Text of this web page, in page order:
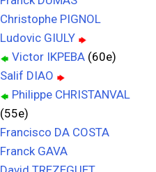
Christophe PIGNOL
Ludovic GIULY
Victor IKPEBA (60e)
Salif DIAO
Philippe CHRISTANVAL
(55e)
Francisco DA COSTA
Franck GAVA